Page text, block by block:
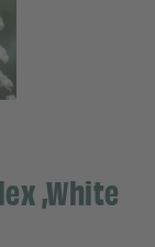
‚White